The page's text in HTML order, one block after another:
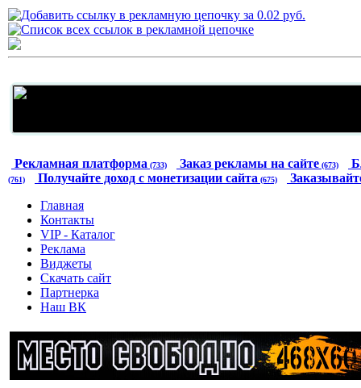
Рекламная платформа (733) Заказ рекламы на сайте (673)
(761) Получайте доход с монетизации сайта (675)
Главная
Контакты
VIP - Каталог
Реклама
Виджеты
Скачать сайт
Партнерка
Наш ВК